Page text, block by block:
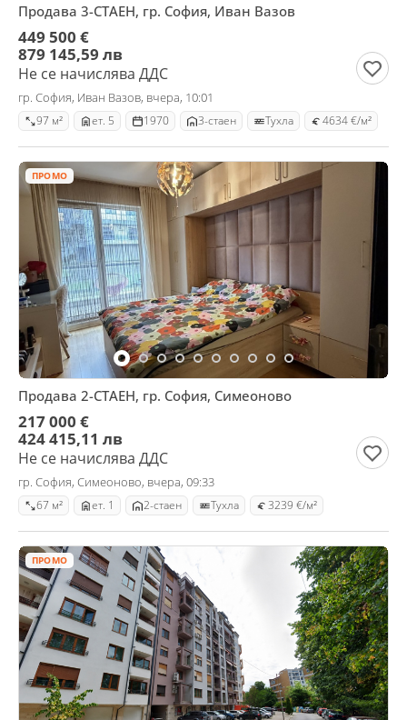
Продава 3-СТАЕН, гр. София, Иван Вазов
449 500 €
879 145,59 лв
Не се начислява ДДС
гр. София, Иван Вазов, вчера, 10:01
97 м² ет. 5 1970 3-стаен Тухла 4634 €/м²
ПРОМО
Продава 2-СТАЕН, гр. София, Симеоново
217 000 €
424 415,11 лв
Не се начислява ДДС
гр. София, Симеоново, вчера, 09:33
67 м² ет. 1 2-стаен Тухла 3239 €/м²
ПРОМО